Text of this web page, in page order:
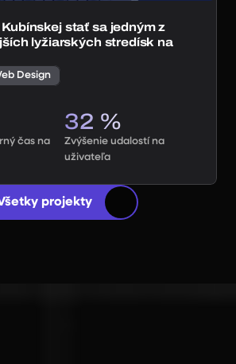
stať sa jedným z
lyžiarských stredísk na
Design
čas na
32 %
Zvýšenie udalostí na
uživateľa
projekty
40+ klientov